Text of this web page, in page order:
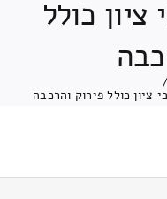
כולל
/
כולל פירוק והרכבה